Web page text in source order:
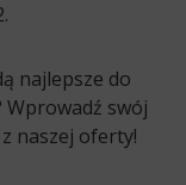
najlepsze do
swój
naszej oferty!